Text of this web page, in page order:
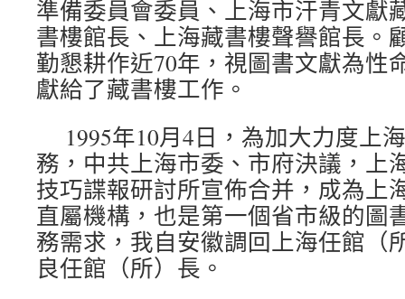
準備委員會委員、上海市汗青文獻
書樓館長、上海藏書樓聲譽館長。
勤懇耕作近70年，視圖書文獻為性
獻給了藏書樓工作。
1995年10月4日，為加大力度上
務，中共上海市委、市府決議，上
技巧諜報研討所宣佈合并，成為上
直屬機構，也是第一個省市級的圖
務需求，我自安徽調回上海任館（
良任館（所）長。